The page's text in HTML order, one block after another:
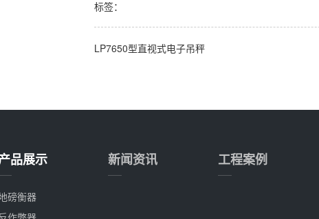
标签：
LP7650型直视式电子吊秤
品展示
磅衡器
新闻资讯 工程案例